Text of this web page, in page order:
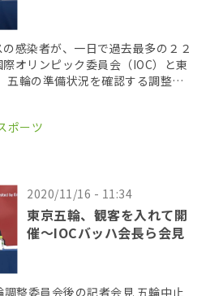
感染者が、一日で過去最多の２２
オリンピック委員会（IOC）と東
五輪の準備状況を確認する調整会
た。IOCのジョン・コ […]
ポーツ
2020/11/16 - 11:34
東京五輪、観客を入れて開
催～IOCバッハ会長ら会見
整委員会後の記者会見 五輪中止